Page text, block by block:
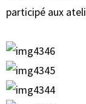
participé aux